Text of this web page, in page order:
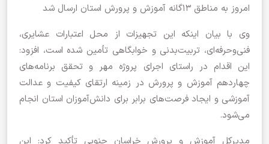
امروز به مناطق ۱۳گانه آموزش و پرورش استان ارسال شد
وی با بیان اینکه این تجهیزات از محل اعتبارات عشایری،
فنی‌وحرفه‌ای، تربیت‌بدنی و خوابگاهی تأمین شده است، افزود:
این اقدام در راستای اجرای پروژه مهر و تحقق برنامه‌های
چهاردهم آموزش و پرورش در زمینه ارتقای کیفیت و عدالت
آموزشی و ایجاد فرصت‌های برابر برای دانش‌آموزان استان انجام
می‌شود.
مدیرکل آموزش و پرورش خراسان جنوبی تأکید کرد: این